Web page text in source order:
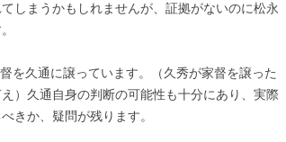
しまうかもしれませんが、証拠がないのに松永
を久通に譲っています。（久秀が家督を譲った
）久通自身の判断の可能性も十分にあり、実際
きか、疑問が残ります。